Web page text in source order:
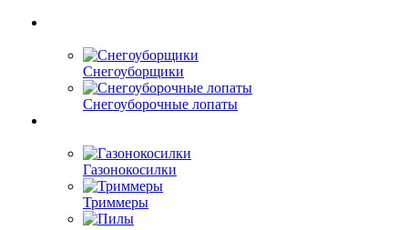
Снегоуборщики
Снегоуборочные лопаты
Газонокосилки
Триммеры